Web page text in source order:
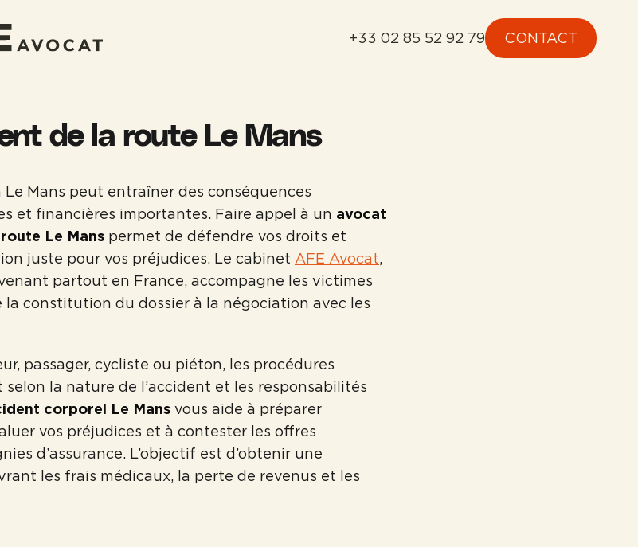
+33 02 85 52 92 79 CONTACT
de la route Le Mans
Mans peut entraîner des conséquences
et financières importantes. Faire appel à un avocat
Le Mans permet de défendre vos droits et
juste pour vos préjudices. Le cabinet AFE Avocat,
partout en France, accompagne les victimes
la constitution du dossier à la négociation avec les
passager, cycliste ou piéton, les procédures
la nature de l’accident et les responsabilités
corporel Le Mans vous aide à préparer
vos préjudices et à contester les offres
d’assurance. L’objectif est d’obtenir une
les frais médicaux, la perte de revenus et les